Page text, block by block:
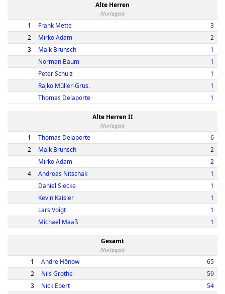
Alte Herren
(Vorlagen)
1 Frank Mette
3
2
Mirko Adam
2
3
Maik Brunsch
1
Norman Baum
1
Peter Schulz
1
Rajko Müller-Grus.
1
Thomas Delaporte
1
Alte Herren II
(Vorlagen)
1 Thomas Delaporte
6
2
Maik Brunsch
2
Mirko Adam
2
4
Andreas Nitschak
1
Daniel Siecke
1
Kevin Kaisler
1
Lars Voigt
1
Michael Maaß
1
Gesamt
(Vorlagen)
1 Andre Hönow
65
2
Nils Grothe
59
3
Nick Ebert
54